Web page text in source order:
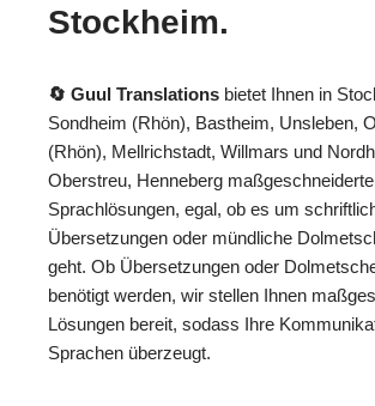
Stockheim.
🔄 Guul Translations bietet Ihnen in
Sondheim (Rhön), Bastheim, Unsleben,
(Rhön), Mellrichstadt, Willmars und
Oberstreu, Henneberg maßgeschneiderte
Sprachlösungen, egal, ob es um
Übersetzungen oder mündliche
geht. Ob Übersetzungen oder
benötigt werden, wir stellen Ihnen
Lösungen bereit, sodass Ihre
Sprachen überzeugt.